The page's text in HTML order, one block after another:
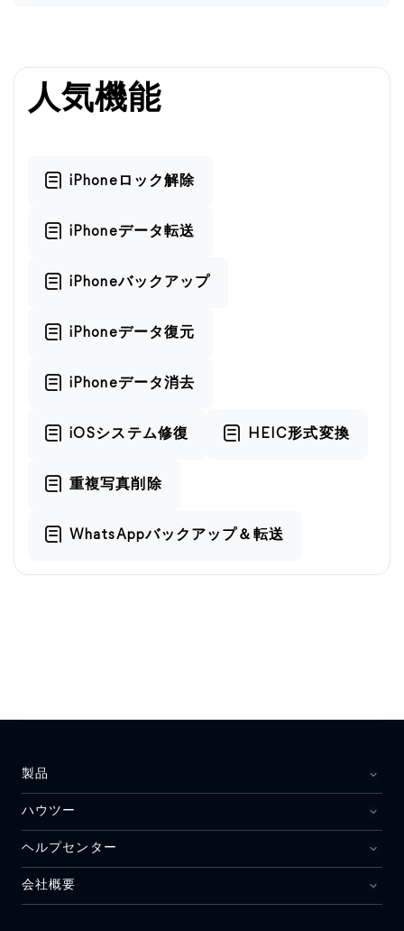
人気機能
iPhoneロック解除
iPhoneデータ転送
iPhoneバックアップ
iPhoneデータ復元
iPhoneデータ消去
iOSシステム修復 HEIC形式変換
重複写真削除
WhatsAppバックアップ＆転送
製品
ハウツー
ヘルプセンター
会社概要